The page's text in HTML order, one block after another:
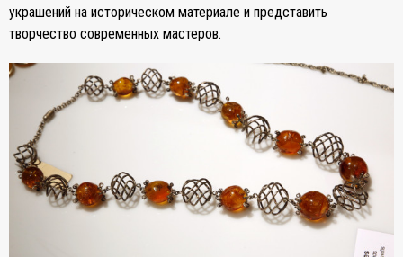
украшений на историческом материале и представить
творчество современных мастеров.